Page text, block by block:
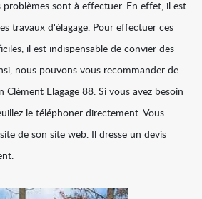
problèmes sont à effectuer. En effet, il est
travaux d'élagage. Pour effectuer ces
il est indispensable de convier des
nous pouvons vous recommander de
Clément Elagage 88. Si vous avez besoin
le téléphoner directement. Vous
de son site web. Il dresse un devis